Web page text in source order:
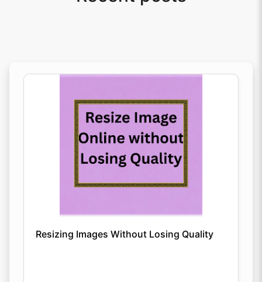
Resizing Images Without Losing Quality